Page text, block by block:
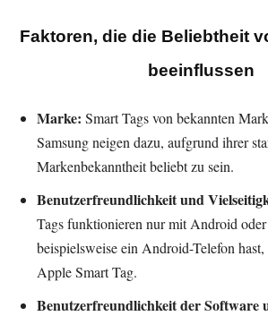
Faktoren, die die Beliebtheit
beeinflussen
Marke: Smart Tags von bekannten
Samsung neigen dazu, aufgrund ihrer
Markenbekanntheit beliebt zu sein.
Benutzerfreundlichkeit und
Tags funktionieren nur mit Android
beispielsweise ein Android-Telefon
Apple Smart Tag.
Benutzerfreundlichkeit der Software